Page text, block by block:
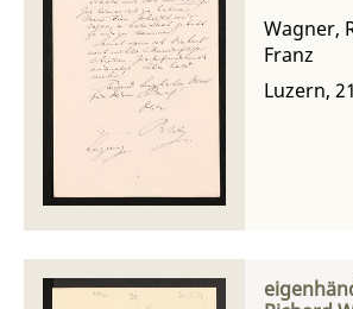
Wagner,
Franz
Luzern,